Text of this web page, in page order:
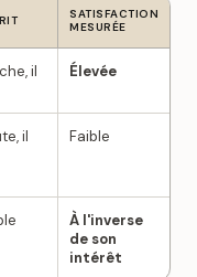
SATISFACTION
MESURÉE
il
Élevée
il
Faible
À l'inverse
de son
intérêt